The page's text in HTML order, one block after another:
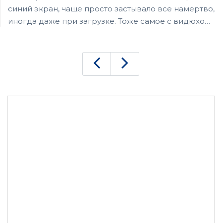
синий экран, чаще просто застывало все намертво,
иногда даже при загрузке. Тоже самое с видюхой.
(ну или чинить, но по деньгам не имеет смысла).
Подобрали тут же другую, тоже мсайную, за
до сих пор бы маялся. Молодцы.